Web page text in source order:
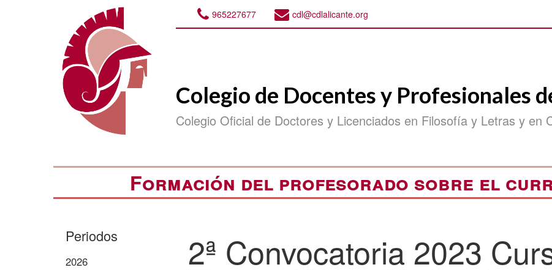
965227677 cdl@cdlalicante.org
Colegio de Docentes y Profesionales
Colegio Oficial de Doctores y Licenciados en Filosofía y Letras y en
Formación del profesorado sobre el
Periodos
2026
2ª Convocatoria 2023